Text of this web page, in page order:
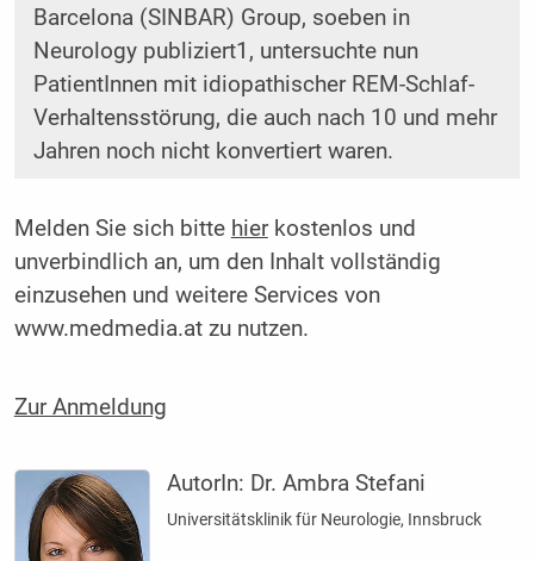
Barcelona (SINBAR) Group, soeben in
Neurology publiziert1, untersuchte nun
PatientInnen mit idiopathischer REM-Schlaf-
Verhaltensstörung, die auch nach 10 und mehr
Jahren noch nicht konvertiert waren.
Melden Sie sich bitte hierkostenlos und
unverbindlich an, um den Inhalt vollständig
einzusehen und weitere Services von
www.medmedia.at zu nutzen.
Zur Anmeldung
AutorIn: Dr. Ambra Stefani
Universitätsklinik für Neurologie, Innsbruck